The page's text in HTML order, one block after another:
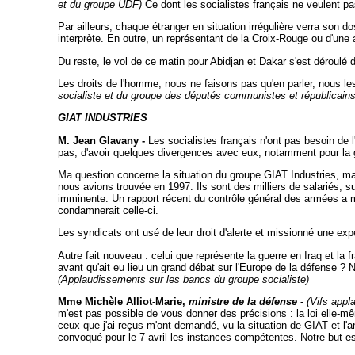
et du groupe UDF)Ce dont les socialistes français ne veulent
Par ailleurs, chaque étranger en situation irrégulière verra son
interprète. En outre, un représentant de la Croix-Rouge ou
Du reste, le vol de ce matin pour Abidjan et Dakar s'est
Les droits de l'homme, nous ne faisons pas qu'en parler, nous
socialiste et du groupe des députés communistes et
GIAT INDUSTRIES
M. Jean Glavany -Les socialistes français n'ont pas besoin de
pas, d'avoir quelques divergences avec eux, notamment pour
Ma question concerne la situation du groupe GIAT Industries,
nous avions trouvée en 1997. Ils sont des milliers de salariés,
imminente. Un rapport récent du contrôle général des armées
condamnerait celle-ci.
Les syndicats ont usé de leur droit d'alerte et missionné une
Autre fait nouveau : celui que représente la guerre en Iraq et la
avant qu'ait eu lieu un grand débat sur l'Europe de la défense
(Applaudissements sur les bancs du groupe socialiste)
Mme Michèle Alliot-Marie, ministre de la défense - (Vifs
m'est pas possible de vous donner des précisions : la loi elle-
ceux que j'ai reçus m'ont demandé, vu la situation de GIAT et
convoqué pour le 7 avril les instances compétentes. Notre but